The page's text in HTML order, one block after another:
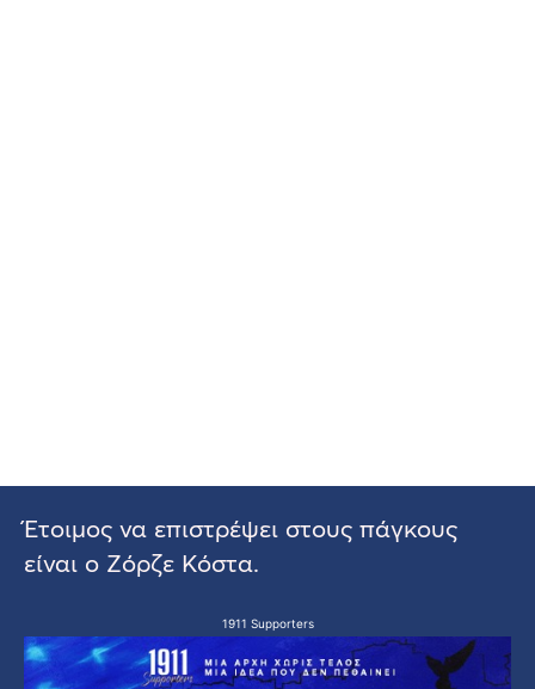
Έτοιμος να επιστρέψει στους πάγκους
είναι ο Ζόρζε Κόστα.
1911 Supporters